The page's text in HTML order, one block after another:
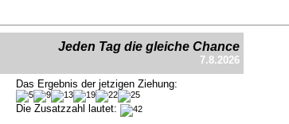
Jeden Tag die gleiche Chance
7.8.2026
Das Ergebnis der jetzigen Ziehung:
Die Zusatzzahl lautet: